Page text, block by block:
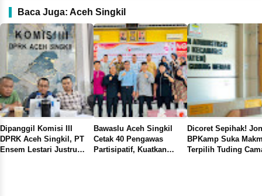
Baca Juga: Aceh Singkil
III
PT
Bawaslu Aceh Singkil
Cetak 40 Pengawas
Partisipatif, Kuatkan
Dicoret Sepihak! Joni
BPKamp Suka Makmur
Terpilih Tuding Camat
Warga
Jembatan